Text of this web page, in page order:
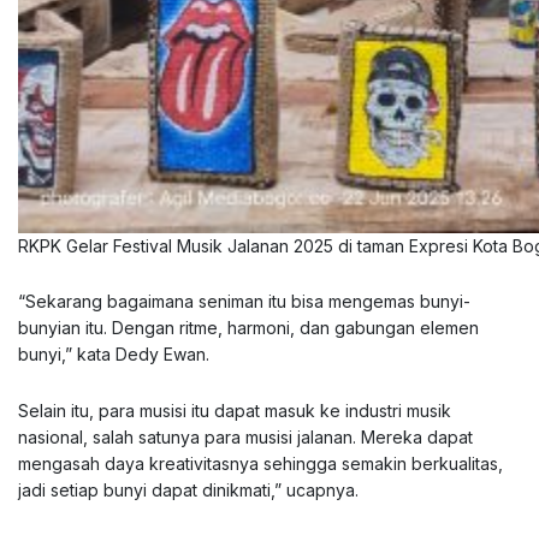
RKPK Gelar Festival Musik Jalanan 2025 di taman Expresi Kota
“Sekarang bagaimana seniman itu bisa mengemas bunyi-
bunyian itu. Dengan ritme, harmoni, dan gabungan elemen
bunyi,” kata Dedy Ewan.
Selain itu, para musisi itu dapat masuk ke industri musik
nasional, salah satunya para musisi jalanan. Mereka dapat
mengasah daya kreativitasnya sehingga semakin berkualitas,
jadi setiap bunyi dapat dinikmati,” ucapnya.